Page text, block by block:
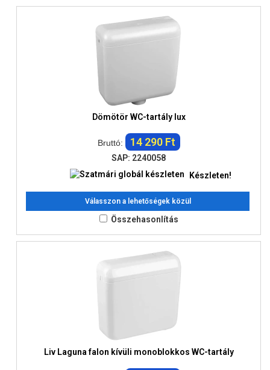
Dömötör WC-tartály lux
Bruttó: 14 290 Ft
SAP: 2240058
Készleten!
Válasszon a lehetőségek közül
Összehasonlítás
Liv Laguna falon kívüli monoblokkos WC-tartály